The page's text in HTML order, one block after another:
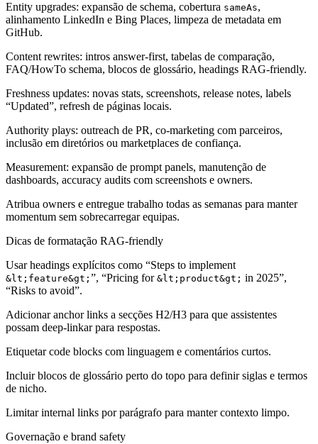
Entity upgrades: expansão de schema, cobertura sameAs,
alinhamento LinkedIn e Bing Places, limpeza de metadata em
GitHub.
Content rewrites: intros answer-first, tabelas de comparação,
FAQ/HowTo schema, blocos de glossário, headings RAG-friendly.
Freshness updates: novas stats, screenshots, release notes, labels
“Updated”, refresh de páginas locais.
Authority plays: outreach de PR, co-marketing com parceiros,
inclusão em diretórios ou marketplaces de confiança.
Measurement: expansão de prompt panels, manutenção de
dashboards, accuracy audits com screenshots e owners.
Atribua owners e entregue trabalho todas as semanas para manter
momentum sem sobrecarregar equipas.
Dicas de formatação RAG-friendly
Usar headings explícitos como “Steps to implement
&lt;feature&gt; ”, “Pricing for &lt;product&gt; in 2025”,
“Risks to avoid”.
Adicionar anchor links a secções H2/H3 para que assistentes
possam deep-linkar para respostas.
Etiquetar code blocks com linguagem e comentários curtos.
Incluir blocos de glossário perto do topo para definir siglas e termos
de nicho.
Limitar internal links por parágrafo para manter contexto limpo.
Governação e brand safety